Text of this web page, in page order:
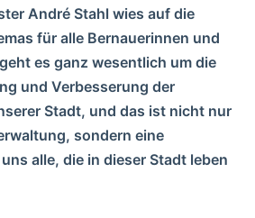
André Stahl wies auf die
für alle Bernauerinnen und
es ganz wesentlich um die
und Verbesserung der
Stadt, und das ist nicht nur
sondern eine
alle, die in dieser Stadt leben